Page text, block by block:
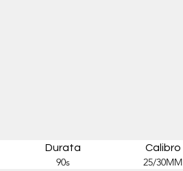
Durata Calibro
90s 25/30MM